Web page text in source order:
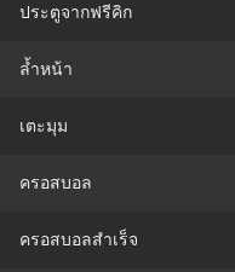
ประตูจากฟรีคิก
ล้ำหน้า
เตะมุม
ครอสบอล
ครอสบอลสำเร็จ